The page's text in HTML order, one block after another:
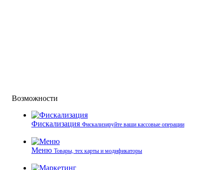
Возможности
Фискализация Фискализируйте ваши кассовые операции
Меню Товары, тех карты и модификаторы